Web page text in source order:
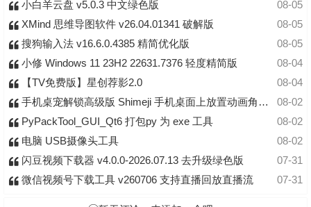
08-05
小白羊云盘 v5.0.3 中文绿色版
08-05
XMind 思维导图软件 v26.04.01341 破解版
08-05
搜狗输入法 v16.6.0.4385 精简优化版
08-04
小修 Windows 11 23H2 22631.7376 轻度精简版
08-04
【TV免费版】星创荐影2.0
08-02
手机桌宠解锁高级版 Shimeji 手机桌面上放置动画角色的工具软件
08-02
PyPackTool_GUI_Qt6 打包py 为 exe 工具
08-02
电脑 USB摄像头工具
07-31
闪豆视频下载器 v4.0.0-2026.07.13 去升级绿色版
07-31
微信视频号下载工具 v260706 支持直播回放直播流